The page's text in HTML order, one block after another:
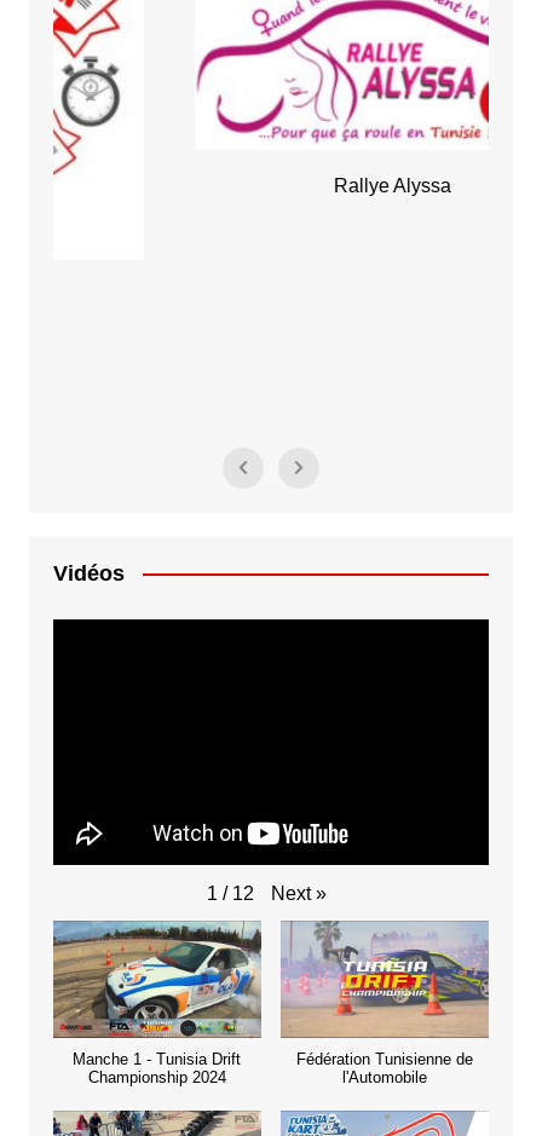
Vidéos
1 / 12 Next »
Manche 1 - Tunisia Drift
Championship 2024
Fédération Tunisienne de
l'Automobile